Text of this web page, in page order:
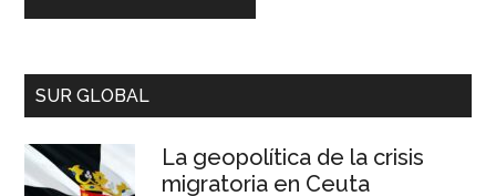
SUR GLOBAL
La geopolítica de la crisis
migratoria en Ceuta